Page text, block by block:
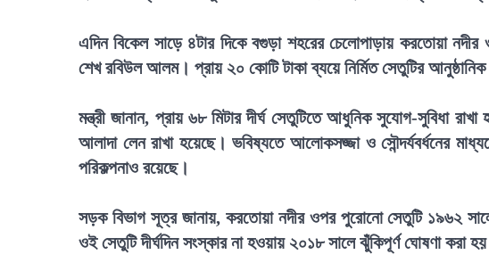
এদিন বিকেল সাড়ে ৪টার দিকে বগুড়া শহরের চেলোপাড়ায় করতোয়া
শেখ রবিউল আলম। প্রায় ২০ কোটি টাকা ব্যয়ে নির্মিত সেতুটির
মন্ত্রী জানান, প্রায় ৬৮ মিটার দীর্ঘ সেতুটিতে আধুনিক সুযোগ-সুবিধা
আলাদা লেন রাখা হয়েছে। ভবিষ্যতে আলোকসজ্জা ও সৌন্দর্যবর্ধনের
পরিকল্পনাও রয়েছে।
সড়ক বিভাগ সূত্র জানায়, করতোয়া নদীর ওপর পুরোনো সেতুটি ১৯৬২
ওই সেতুটি দীর্ঘদিন সংস্কার না হওয়ায় ২০১৮ সালে ঝুঁকিপূর্ণ ঘোষণা করা